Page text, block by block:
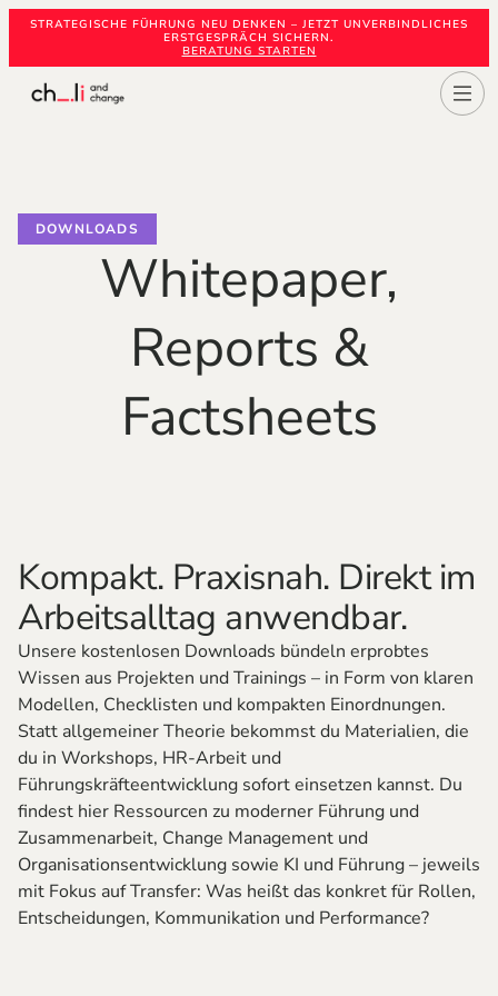
STRATEGISCHE FÜHRUNG NEU DENKEN – JETZT UNVERBINDLICHES
ERSTGESPRÄCH SICHERN.
BERATUNG STARTEN
DOWNLOADS
Whitepaper,
Reports &
Factsheets
Kompakt. Praxisnah. Direkt im
Arbeitsalltag anwendbar.
Unsere kostenlosen Downloads bündeln erprobtes
Wissen aus Projekten und Trainings – in Form von klaren
Modellen, Checklisten und kompakten Einordnungen.
Statt allgemeiner Theorie bekommst du Materialien, die
du in Workshops, HR-Arbeit und
Führungskräfteentwicklung sofort einsetzen kannst. Du
findest hier Ressourcen zu moderner Führung und
Zusammenarbeit, Change Management und
Organisationsentwicklung sowie KI und Führung – jeweils
mit Fokus auf Transfer: Was heißt das konkret für Rollen,
Entscheidungen, Kommunikation und Performance?